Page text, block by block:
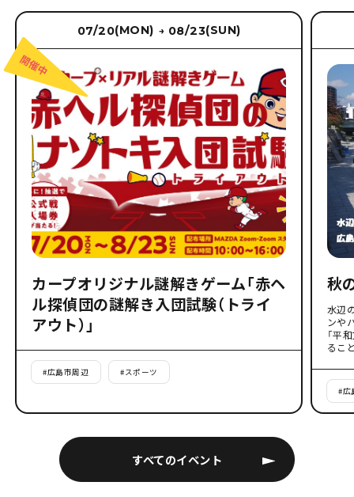
すべてのイベント
07/20(MON) → 08/23(SUN)
カープオリジナル謎解きゲーム「赤ヘ
ル探偵団の謎解き入団試験（トライ
アウト）」
#広島市周辺 #スポーツ
秋
水辺
ンや
「平
るこ
#広